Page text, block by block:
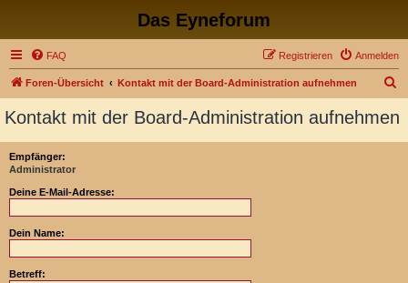
Das Eyneforum
FAQ Anmelden
Registrieren
Foren-Übersicht Kontakt mit der Board-Administration aufnehmen
c
Kontakt mit der Board-Administration aufnehmen
Empfänger:
Administrator
Deine E-Mail-Adresse:
Dein Name:
Betreff: